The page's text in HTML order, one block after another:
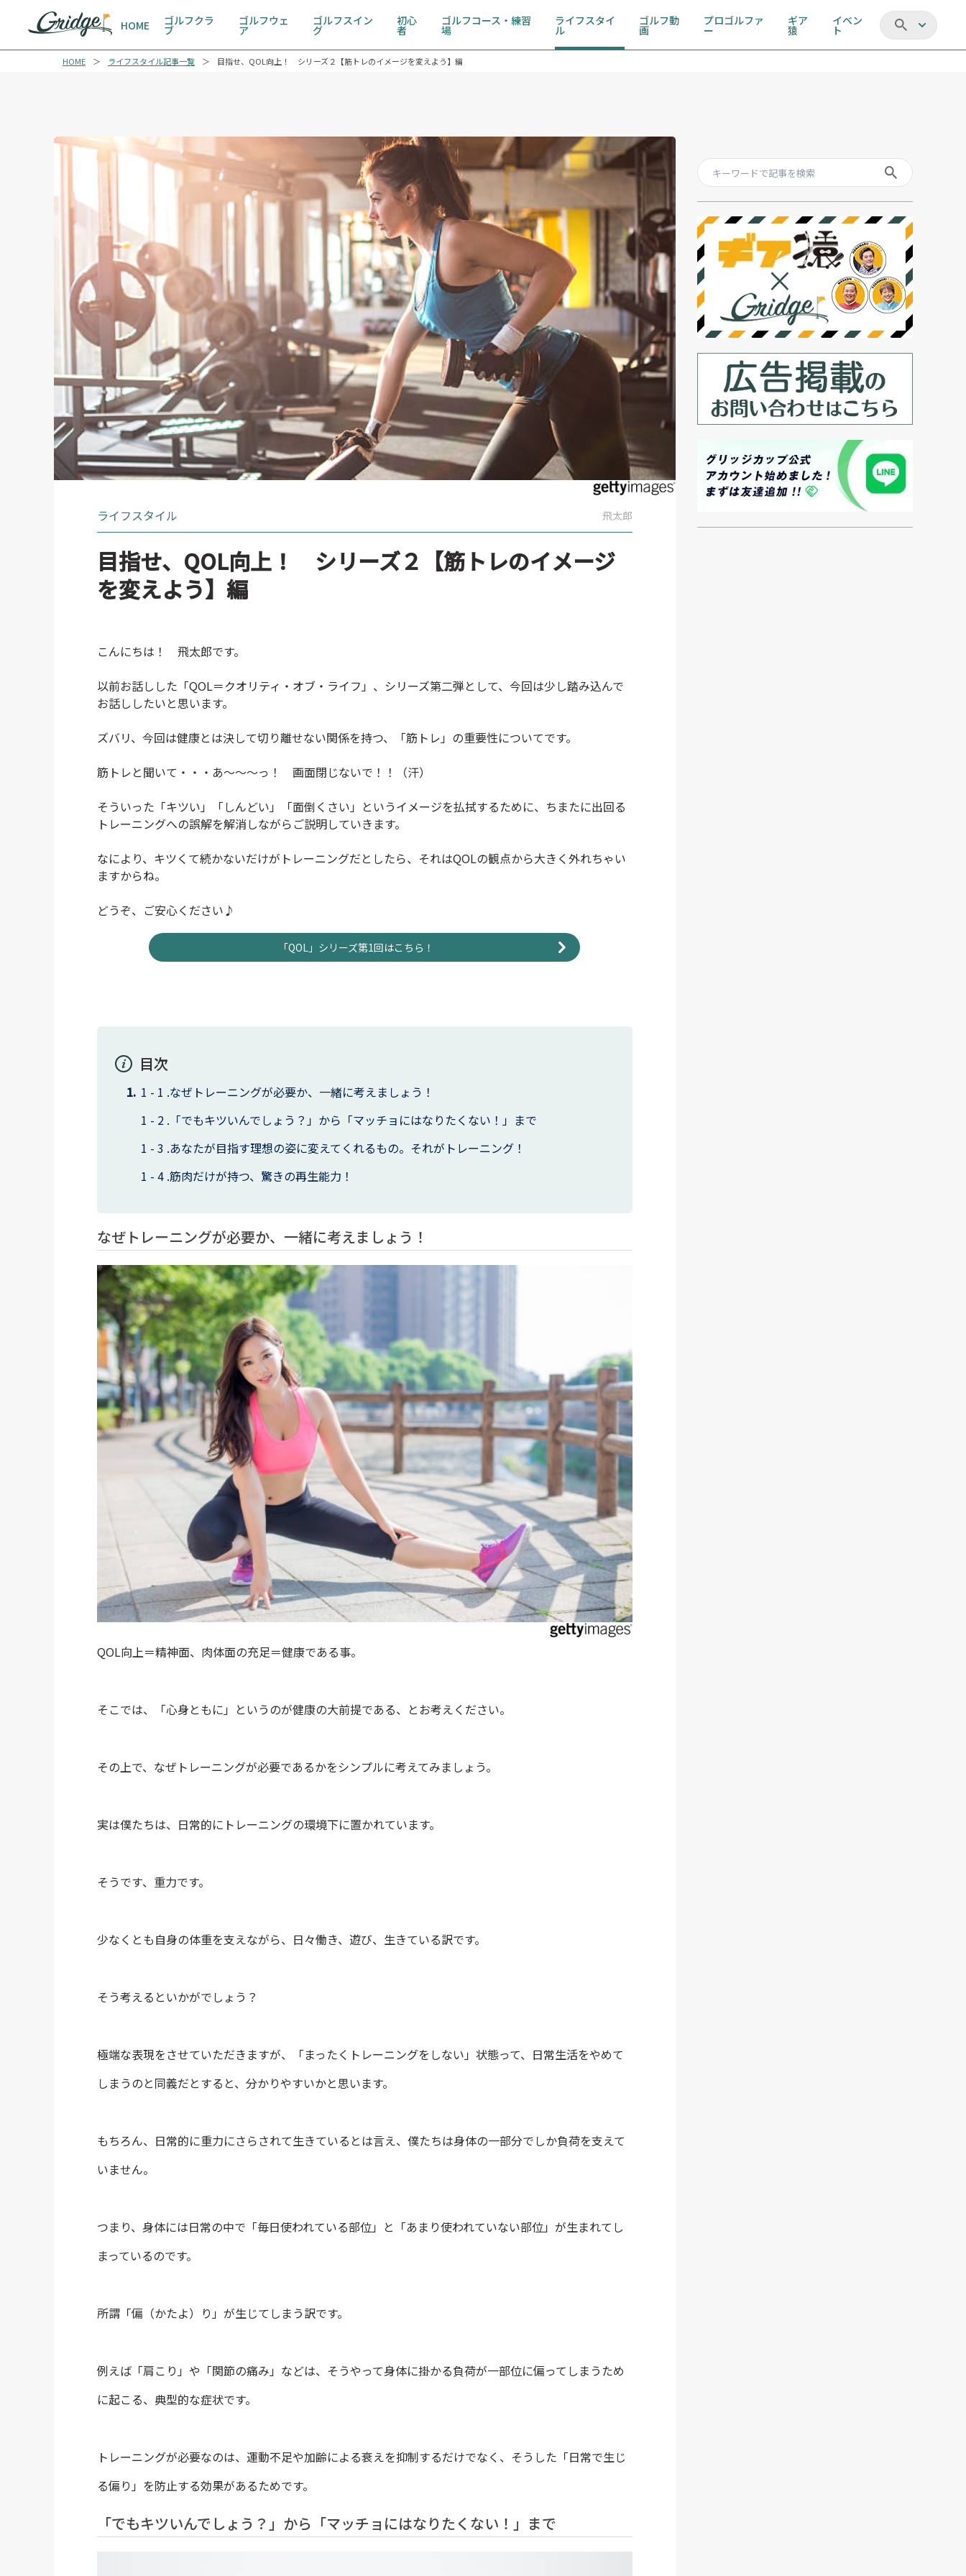
HOME ゴルフクラ
ブ
ゴルフウェ
ア
ゴルフスイン
グ
初心
者
ゴルフコース・練習
場
ライフスタイ
ル
ゴルフ動
画
プロゴルファ
ー
ギア
猿
イベン
ト
HOME ライフスタイル記事一覧 目指せ、QOL向上！ シリーズ２【筋トレのイメージを変えよう】編
ライフスタイル 飛太郎
目指せ、QOL向上！ シリーズ２【筋トレのイメージ
を変えよう】編
こんにちは！ 飛太郎です。
以前お話しした「QOL＝クオリティ・オブ・ライフ」、シリーズ第二弾として、今回は少し踏み込んで
お話ししたいと思います。
ズバリ、今回は健康とは決して切り離せない関係を持つ、「筋トレ」の重要性についてです。
筋トレと聞いて・・・あ～～～っ！ 画面閉じないで！！（汗）
そういった「キツい」「しんどい」「面倒くさい」というイメージを払拭するために、ちまたに出回る
トレーニングへの誤解を解消しながらご説明していきます。
なにより、キツくて続かないだけがトレーニングだとしたら、それはQOLの観点から大きく外れちゃい
ますからね。
どうぞ、ご安心ください♪
「QOL」シリーズ第1回はこちら！
目次
なぜトレーニングが必要か、一緒に考えましょう！
「でもキツいんでしょう？」から「マッチョにはなりたくない！」まで
あなたが目指す理想の姿に変えてくれるもの。それがトレーニング！
筋肉だけが持つ、驚きの再生能力！
なぜトレーニングが必要か、一緒に考えましょう！
QOL向上＝精神面、肉体面の充足＝健康である事。
そこでは、「心身ともに」というのが健康の大前提である、とお考えください。
その上で、なぜトレーニングが必要であるかをシンプルに考えてみましょう。
実は僕たちは、日常的にトレーニングの環境下に置かれています。
そうです、重力です。
少なくとも自身の体重を支えながら、日々働き、遊び、生きている訳です。
そう考えるといかがでしょう？
極端な表現をさせていただきますが、「まったくトレーニングをしない」状態って、日常生活をやめて
しまうのと同義だとすると、分かりやすいかと思います。
もちろん、日常的に重力にさらされて生きているとは言え、僕たちは身体の一部分でしか負荷を支えて
いません。
つまり、身体には日常の中で「毎日使われている部位」と「あまり使われていない部位」が生まれてし
まっているのです。
所謂「偏（かたよ）り」が生じてしまう訳です。
例えば「肩こり」や「関節の痛み」などは、そうやって身体に掛かる負荷が一部位に偏ってしまうため
に起こる、典型的な症状です。
トレーニングが必要なのは、運動不足や加齢による衰えを抑制するだけでなく、そうした「日常で生じ
る偏り」を防止する効果があるためです。
「でもキツいんでしょう？」から「マッチョにはなりたくない！」まで